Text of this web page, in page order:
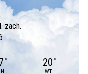
zach.
° 20 °
WT